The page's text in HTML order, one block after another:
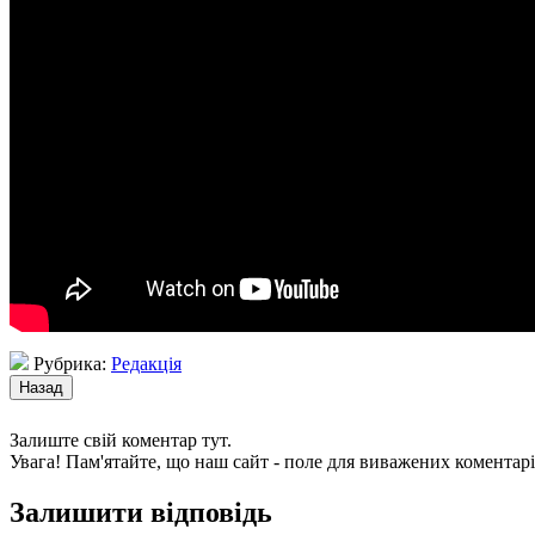
Рубрика: Редакція
Залиште свій коментар тут.
Увага! Пам'ятайте, що наш сайт - поле для виважених
Залишити відповідь